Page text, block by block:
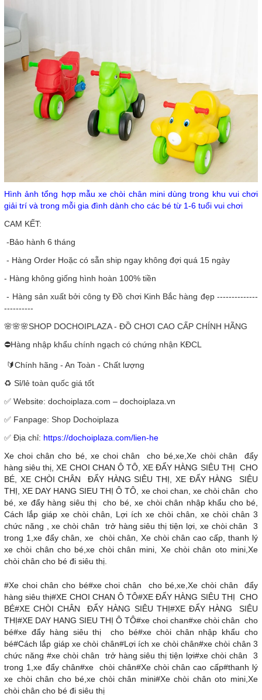
Hình ảnh tổng hợp mẫu xe chòi chân mini dùng trong khu vui chơi
giải trí và trong mỗi gia đình dành cho các bé từ 1-6 tuổi vui chơi
CAM KẾT:
-Bảo hành 6 tháng
- Hàng Order Hoặc có sẵn ship ngay không đợi quá 15 ngày
- Hàng không giống hình hoàn 100% tiền
- Hàng sản xuất bởi công ty Đồ chơi Kinh Bắc hàng đẹp --------------
----------
🌸🌸🌸SHOP DOCHOIPLAZA - ĐỒ CHƠI CAO CẤP CHÍNH HÃNG
⛔Hàng nhập khẩu chính ngạch có chứng nhận KĐCL
🔰Chính hãng - An Toàn - Chất lượng
♻️ Sỉ/lẻ toàn quốc giá tốt
✅ Website: dochoiplaza.com – dochoiplaza.vn
✅ Fanpage: Shop Dochoiplaza
✅ Địa chỉ: https://dochoiplaza.com/lien-he
Xe choi chân cho bé, xe choi chân cho bé,xe,Xe chòi chân đẩy
hàng siêu thị, XE CHOI CHAN Ô TÔ, XE ĐẨY HÀNG SIÊU THỊ CHO
BÉ, XE CHÒI CHÂN ĐẨY HÀNG SIÊU THỊ, XE ĐẨY HÀNG SIÊU
THỊ, XE DAY HANG SIEU THỊ Ô TÔ, xe choi chan, xe chòi chân cho
bé, xe đẩy hàng siêu thị cho bé, xe chòi chân nhập khẩu cho bé,
Cách lắp giáp xe chòi chân, Lợi ích xe chòi chân, xe chòi chân 3
chức năng , xe chòi chân trở hàng siêu thị tiện lợi, xe chòi chân 3
trong 1,xe đẩy chân, xe chòi chân, Xe chòi chân cao cấp, thanh lý
xe chòi chân cho bé,xe chòi chân mini, Xe chòi chân oto mini,Xe
chòi chân cho bé đi siêu thị.
#Xe choi chân cho bé#xe choi chân cho bé,xe,Xe chòi chân đẩy
hàng siêu thị#XE CHOI CHAN Ô TÔ#XE ĐẨY HÀNG SIÊU THỊ CHO
BÉ#XE CHÒI CHÂN ĐẨY HÀNG SIÊU THỊ#XE ĐẨY HÀNG SIÊU
THỊ#XE DAY HANG SIEU THỊ Ô TÔ#xe choi chan#xe chòi chân cho
bé#xe đẩy hàng siêu thị cho bé#xe chòi chân nhập khẩu cho
bé#Cách lắp giáp xe chòi chân#Lợi ích xe chòi chân#xe chòi chân 3
chức năng #xe chòi chân trở hàng siêu thị tiện lợi#xe chòi chân 3
trong 1,xe đẩy chân#xe chòi chân#Xe chòi chân cao cấp#thanh lý
xe chòi chân cho bé,xe chòi chân mini#Xe chòi chân oto mini,Xe
chòi chân cho bé đi siêu thị